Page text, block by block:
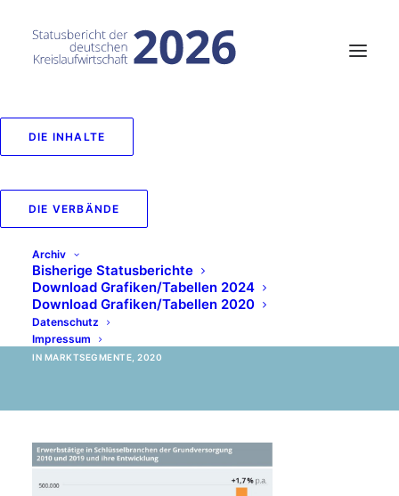
DIE INHALTE
DIE VERBÄNDE
Archiv
Bisherige Statusberichte
Download Grafiken/Tabellen 2024
Download Grafiken/Tabellen 2020
Datenschutz
Impressum
Erwerbstätige in
Schlüsselbranchen
der Grundversorgung
2010 und 2019 und
ihre Entwicklung
IN MARKTSEGMENTE 2020